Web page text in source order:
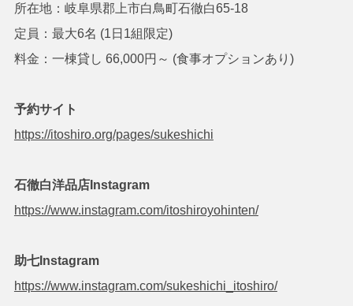
所在地：岐阜県郡上市白鳥町石徹白65-18
定員：最大6名 (1日1組限定)
料金：一棟貸し 66,000円～ (食事オプションあり)
予約サイト
https://itoshiro.org/pages/sukeshichi
石徹白洋品店Instagram
https://www.instagram.com/itoshiroyohinten/
助七Instagram
https://www.instagram.com/sukeshichi_itoshiro/